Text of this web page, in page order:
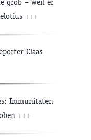
+++
Claas
Immunitäten
+++